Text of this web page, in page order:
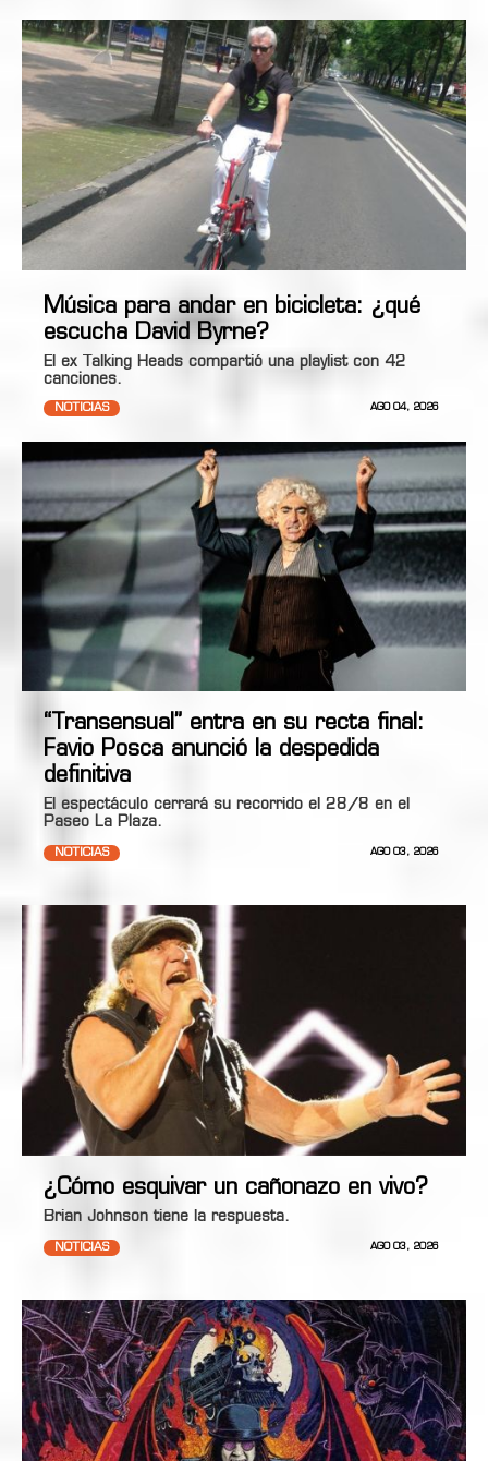
Música para andar en bicicleta: ¿qué
escucha David Byrne?
El ex Talking Heads compartió una playlist con 42
canciones.
NOTICIAS AGO 04, 2026
“Transensual” entra en su recta final:
Favio Posca anunció la despedida
definitiva
El espectáculo cerrará su recorrido el 28/8 en el
Paseo La Plaza.
NOTICIAS AGO 03, 2026
¿Cómo esquivar un cañonazo en vivo?
Brian Johnson tiene la respuesta.
NOTICIAS AGO 03, 2026